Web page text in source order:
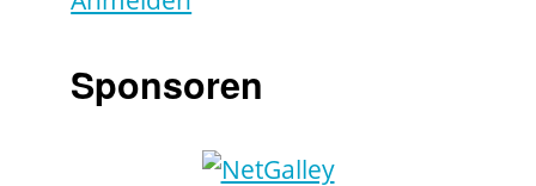
Sponsoren